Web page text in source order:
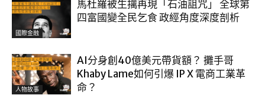
國際金融
馬杜羅被生擒再現「石油詛咒」 全球第
四富國變全民乞食 政經角度深度剖析
人物故事
AI分身創40億美元帶貨額？ 攤手哥
Khaby Lame如何引爆 IP X 電商工業革
命？